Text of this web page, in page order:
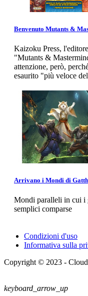
Benvenuto Mutants &
Kaizoku Press,
"Mutants &
attenzione, però,
esaurito "più veloce
Arrivano i Mondi di
Mondi paralleli in cui i
semplici comparse
Condizioni d'uso
Informativa sulla
Copyright © 2023 -
keyboard_arrow_up